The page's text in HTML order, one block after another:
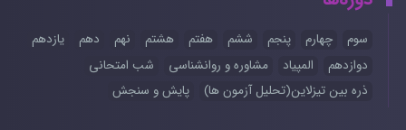
سوم چهارم پنجم ششم هفتم هشتم نهم دهم
یازدهم
دوازدهم
المپیاد مشاوره و روانشناسی
شب امتحانی
ذره بین تیزلاین(تحلیل آزمون ها)
پایش و سنجش